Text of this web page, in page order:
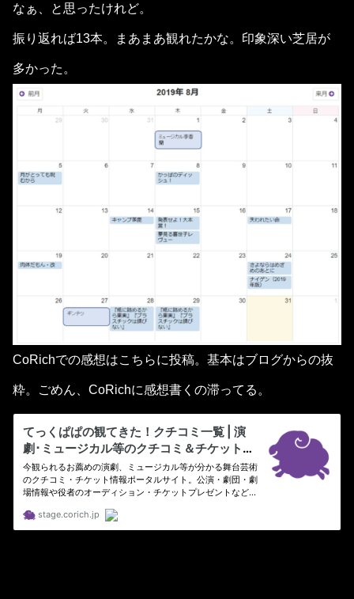
なぁ、と思ったけれど。
振り返れば13本。まあまあ観れたかな。印象深い芝居が
多かった。
CoRichでの感想はこちらに投稿。基本はブログからの抜
粋。ごめん、CoRichに感想書くの滞ってる。